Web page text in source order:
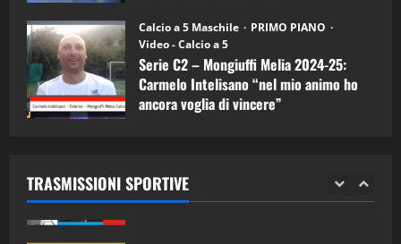
Calcio a 5 Maschile
PRIMO PIANO
Video - Calcio a 5
Serie C2 – Mongiuffi Melia 2024-25:
Carmelo Intelisano “nel mio animo ho
ancora voglia di vincere”
TRASMISSIONI SPORTIVE
1
“SportEmpire” in Podcast: 30^ Puntata
(Martedi 05 Maggio 2026)
08/05/2026
2 28/04/2026